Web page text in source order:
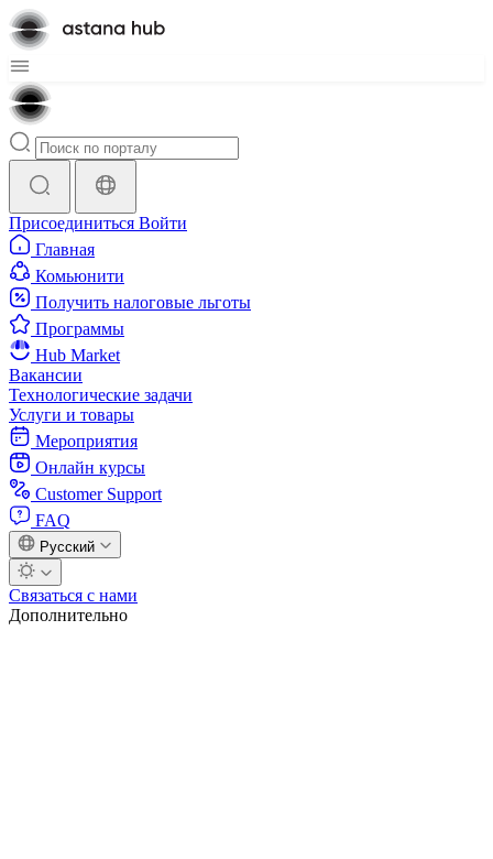
Присоединиться Войти
Главная
Комьюнити
Получить налоговые льготы
Программы
Hub Market
Вакансии
Технологические задачи
Услуги и товары
Мероприятия
Онлайн курсы
Customer Support
FAQ
Русский
Связаться с нами
Дополнительно